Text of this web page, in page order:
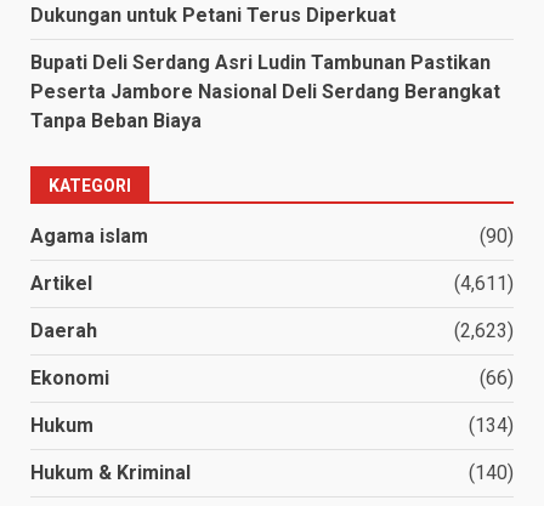
Dukungan untuk Petani Terus Diperkuat
Bupati Deli Serdang Asri Ludin Tambunan Pastikan
Peserta Jambore Nasional Deli Serdang Berangkat
Tanpa Beban Biaya
KATEGORI
Agama islam (90)
Artikel (4,611)
Daerah (2,623)
Ekonomi (66)
Hukum (134)
Hukum & Kriminal (140)